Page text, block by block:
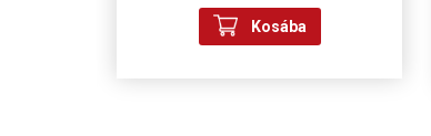
Kosába